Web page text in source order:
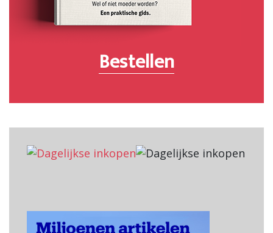
Bestellen